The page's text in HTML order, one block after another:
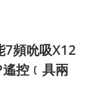
7頻吮吸X12
控﹝具兩